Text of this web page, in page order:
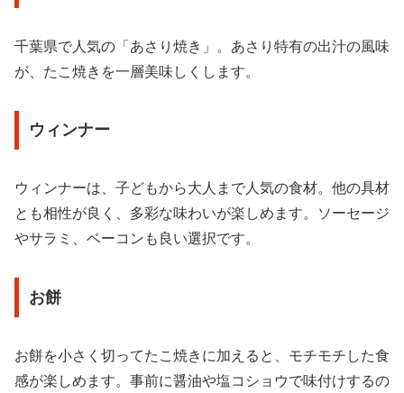
千葉県で人気の「あさり焼き」。あさり特有の出汁の風味
が、たこ焼きを一層美味しくします。
ウィンナー
ウィンナーは、子どもから大人まで人気の食材。他の具材
とも相性が良く、多彩な味わいが楽しめます。ソーセージ
やサラミ、ベーコンも良い選択です。
お餅
お餅を小さく切ってたこ焼きに加えると、モチモチした食
感が楽しめます。事前に醤油や塩コショウで味付けするの